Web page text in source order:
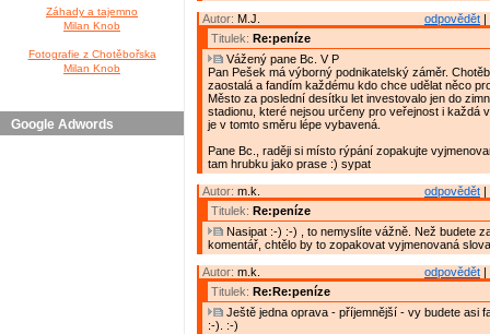
Záhady a tajemno
Milan Knob
Fotografie z Chotěbořska
Milan Knob
Google Adwords
odpovědět |
Autor: M.J.
Titulek: Re:peníze
Vážený pane Bc. V P
Pan Pešek má výborný podnikatelský záměr.
zaostalá a fandím každému kdo chce udělat něco
Město za poslední desítku let investovalo jen do
stadionu, které nejsou určeny pro veřejnost i každá
je v tomto směru lépe vybavená.
Pane Bc., raději si místo rýpání zopakujte
tam hrubku jako prase :) sypat
odpovědět |
Autor: m.k.
Titulek: Re:peníze
Nasipat :-) :-) , to nemyslíte vážně. Než budete
komentář, chtělo by to zopakovat vyjmenovaná
odpovědět |
Autor: m.k.
Titulek: Re:Re:peníze
Ještě jedna oprava - příjemnější - vy budete asi
:-). :-)